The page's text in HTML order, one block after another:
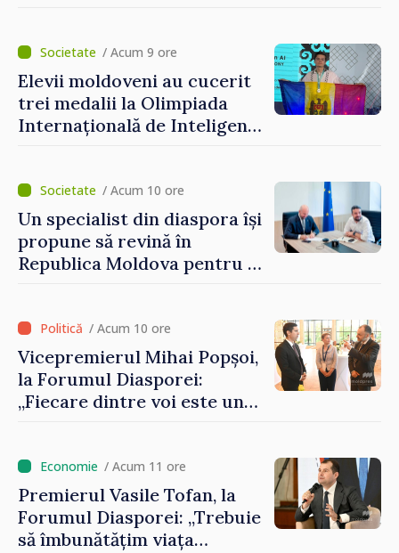
Grosu: „Este important să
depășim blocajele și să dăm o
șansă localităților să se
dezvolte”
/ Acum 9 ore
Elevii moldoveni au cucerit
trei medalii la Olimpiada
Internațională de Inteligență
/ Acum 10 ore
Un specialist din diaspora își
propune să revină în
Republica Moldova pentru a
/ Acum 10 ore
Vicepremierul Mihai Popșoi,
la Forumul Diasporei:
„Fiecare dintre voi este un
imaginii Republicii Moldova”
/ Acum 11 ore
Premierul Vasile Tofan, la
Forumul Diasporei: „Trebuie
să îmbunătățim viața